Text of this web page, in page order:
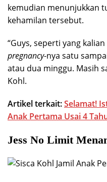
kemudian menunjukkan
kehamilan tersebut.
“Guys, seperti yang
pregnancy-nya satu
atau dua minggu. Masih
Kohl.
Artikel terkait:Selamat!
Anak Pertama Usai 4
Jess No Limit